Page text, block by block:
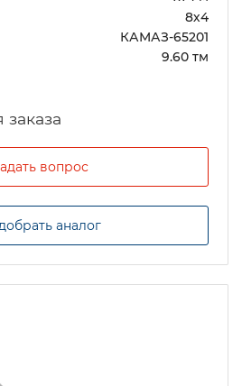
8х4
КАМАЗ-65201
9.60 тм
вопрос
аналог